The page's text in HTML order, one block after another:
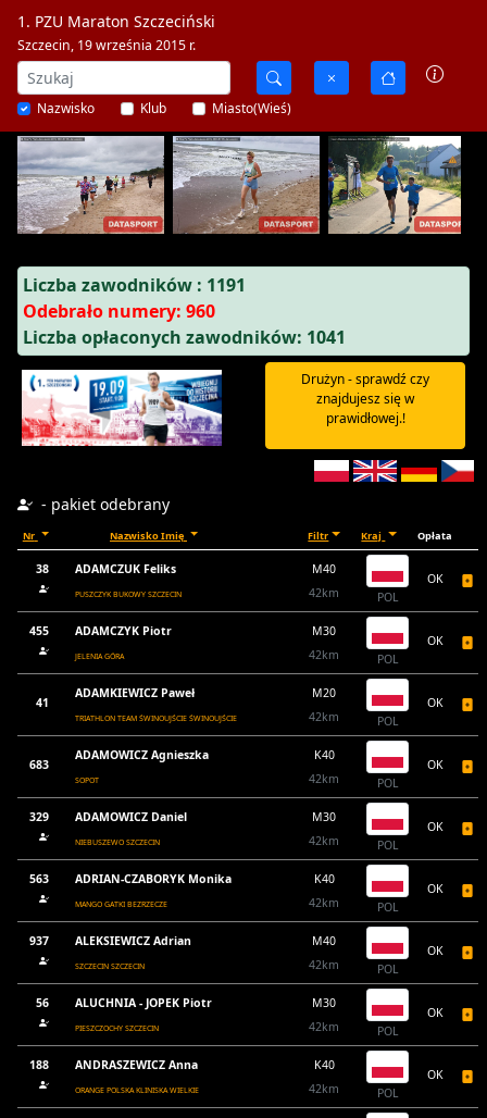
1. PZU Maraton Szczeciński
Szczecin, 19 września 2015 r.
Nazwisko Klub Miasto(Wieś)
Liczba zawodników : 1191
Odebrało numery: 960
Liczba opłaconych zawodników: 1041
Drużyn - sprawdź czy
znajdujesz się w
prawidłowej.!
- pakiet odebrany
Nr Nazwisko Imię Filtr Kraj Opłata
38 ADAMCZUK Feliks
PUSZCZYK BUKOWY SZCZECIN
M40
42km
POL
OK
455 ADAMCZYK Piotr
JELENIA GÓRA
M30
42km
POL
OK
41
ADAMKIEWICZ Paweł
TRIATHLON TEAM ŚWINOUJŚCIE ŚWINOUJŚCIE
M20
42km
POL
OK
683
ADAMOWICZ Agnieszka
SOPOT
K40
42km
POL
OK
329 ADAMOWICZ Daniel
NIEBUSZEWO SZCZECIN
M30
42km
POL
OK
563 ADRIAN-CZABORYK Monika
MANGO GATKI BEZRZECZE
K40
42km
POL
OK
937 ALEKSIEWICZ Adrian
SZCZECIN SZCZECIN
M40
42km
POL
OK
56 ALUCHNIA - JOPEK Piotr
PIESZCZOCHY SZCZECIN
M30
42km
POL
OK
188 ANDRASZEWICZ Anna
ORANGE POLSKA KLINISKA WIELKIE
K40
42km
POL
OK